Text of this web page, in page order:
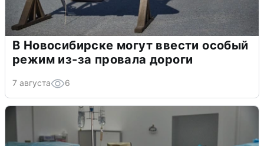
В Новосибирске могут ввести особый
режим из-за провала дороги
7 августа 6